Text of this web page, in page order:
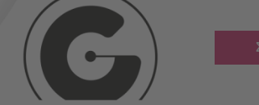
Μανίκια για συσκευές
Sex Toy Storage
Προφυλακτικά